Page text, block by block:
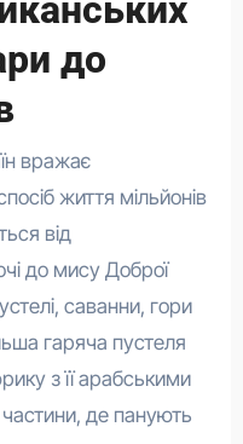
до
вражає
життя мільйонів
від
до мису Доброї
саванни, гори
гаряча пустеля
з її арабськими
де панують